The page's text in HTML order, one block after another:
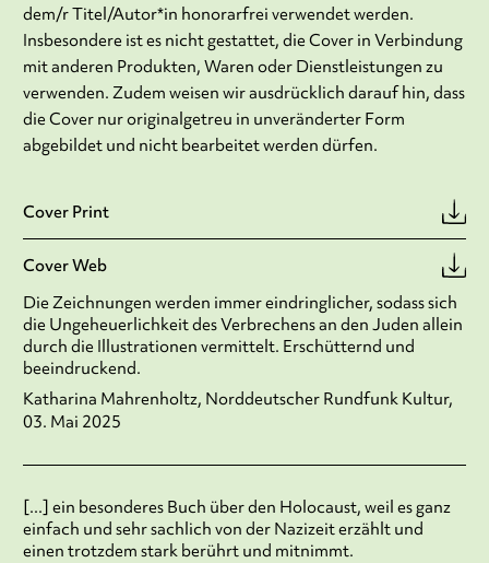
dem/r Titel/Autor*in honorarfrei verwendet werden.
Insbesondere ist es nicht gestattet, die Cover in Verbindung
mit anderen Produkten, Waren oder Dienstleistungen zu
verwenden. Zudem weisen wir ausdrücklich darauf hin, dass
die Cover nur originalgetreu in unveränderter Form
abgebildet und nicht bearbeitet werden dürfen.
Cover Print
Cover Web
Die Zeichnungen werden immer eindringlicher, sodass sich
die Ungeheuerlichkeit des Verbrechens an den Juden allein
durch die Illustrationen vermittelt. Erschütternd und
beeindruckend.
Katharina Mahrenholtz, Norddeutscher Rundfunk Kultur,
03. Mai 2025
[...] ein besonderes Buch über den Holocaust, weil es ganz
einfach und sehr sachlich von der Nazizeit erzählt und
einen trotzdem stark berührt und mitnimmt.